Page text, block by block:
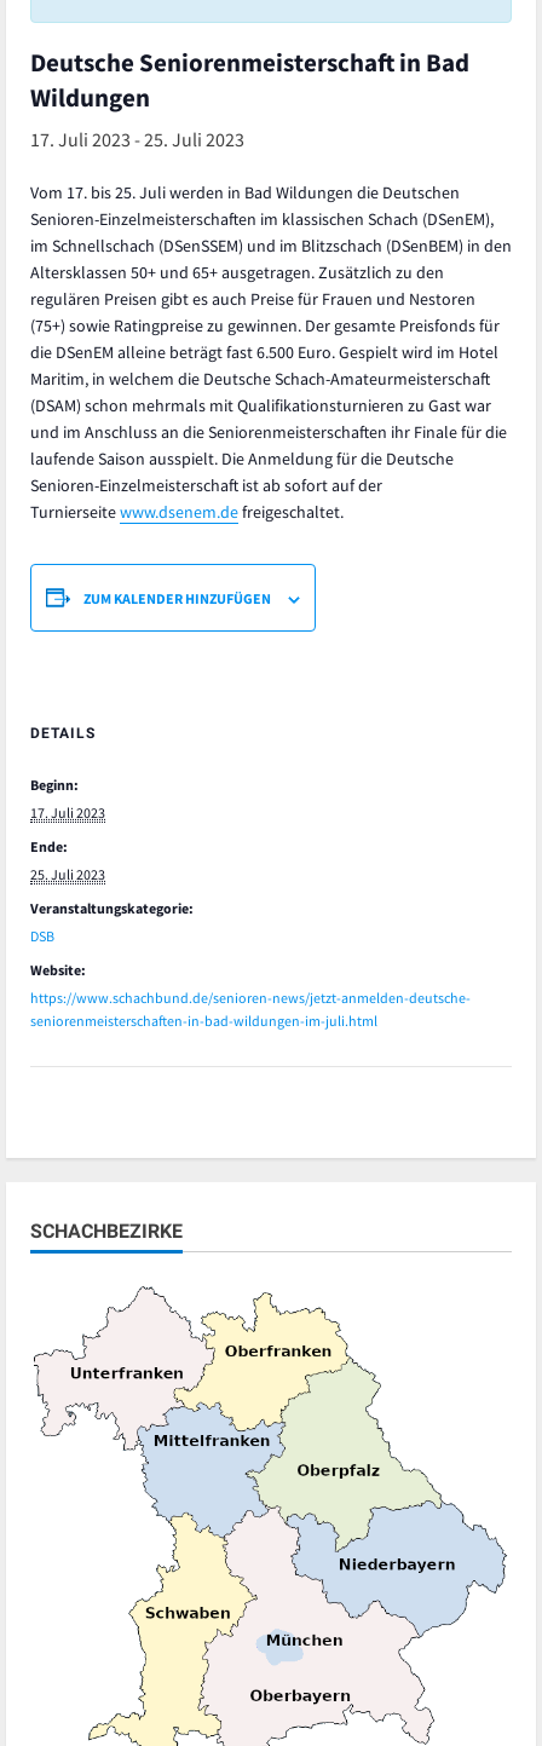
Deutsche Seniorenmeisterschaft in Bad
Wildungen
17. Juli 2023 -25. Juli 2023
Vom 17. bis 25. Juli werden in Bad Wildungen die Deutschen
Senioren-Einzelmeisterschaften im klassischen Schach (DSenEM),
im Schnellschach (DSenSSEM) und im Blitzschach (DSenBEM) in den
Altersklassen 50+ und 65+ ausgetragen. Zusätzlich zu den
regulären Preisen gibt es auch Preise für Frauen und Nestoren
(75+) sowie Ratingpreise zu gewinnen. Der gesamte Preisfonds für
die DSenEM alleine beträgt fast 6.500 Euro. Gespielt wird im Hotel
Maritim, in welchem die Deutsche Schach-Amateurmeisterschaft
(DSAM) schon mehrmals mit Qualifikationsturnieren zu Gast war
und im Anschluss an die Seniorenmeisterschaften ihr Finale für die
laufende Saison ausspielt. Die Anmeldung für die Deutsche
Senioren-Einzelmeisterschaft ist ab sofort auf der
Turnierseitewww.dsenem.defreigeschaltet.
ZUM KALENDER HINZUFÜGEN
DETAILS
Beginn:
17. Juli 2023
Ende:
25. Juli 2023
Veranstaltungskategorie:
DSB
Website:
https://www.schachbund.de/senioren-news/jetzt-anmelden-deutsche-
seniorenmeisterschaften-in-bad-wildungen-im-juli.html
SCHACHBEZIRKE